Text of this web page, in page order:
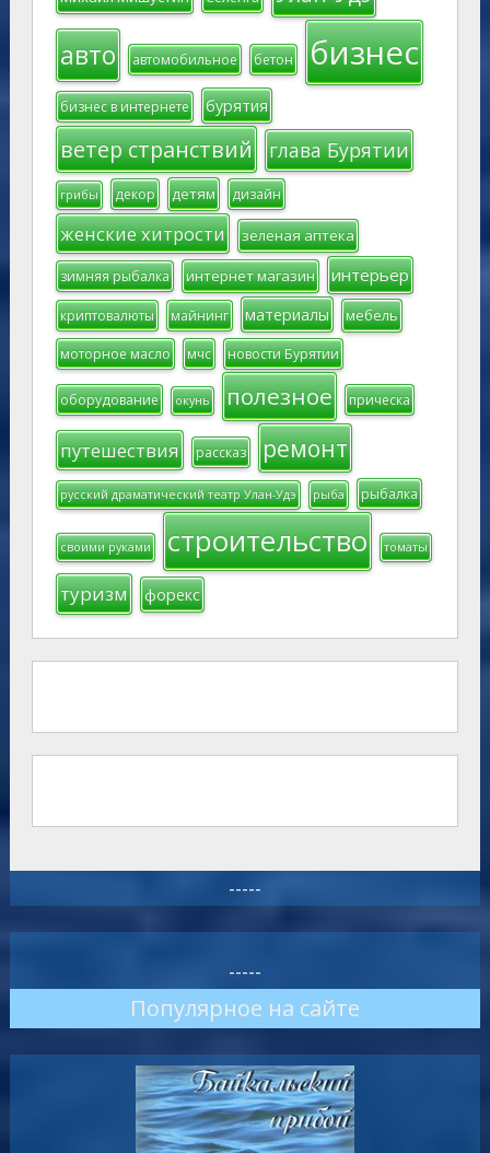
авто автомобильное бетон бизнес
бизнес в интернете бурятия
ветер странствий глава Бурятии
грибы декор детям дизайн
женские хитрости зеленая аптека
зимняя рыбалка интернет магазин интерьер
криптовалюты майнинг материалы мебель
моторное масло мчс новости Бурятии
оборудование окунь полезное прическа
путешествия рассказ ремонт
русский драматический театр Улан-Удэ рыба рыбалка
своими руками строительство томаты
туризм форекс
-----
-----
Популярное на сайте